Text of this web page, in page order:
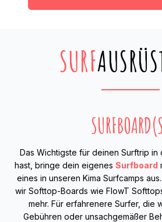
SURF
Das Wichtigste für deinen Surftrip in
hast, bringe dein eigenes Surfboard
eines in unseren Kima Surfcamps
wir Softtop-Boards wie FlowT
mehr. Für erfahrenere Surfer, die
Gebühren oder unsachgemäßer